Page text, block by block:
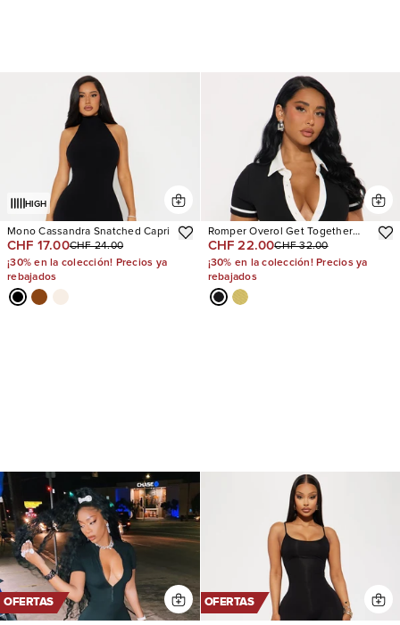
HIGH
Mono Cassandra Snatched Capri
CHF 17.00CHF 24.00
¡30% en la colección! Precios ya
rebajados
Romper Overol Get Together
Ribbed Collar
CHF 22.00CHF 32.00
¡30% en la colección! Precios ya
rebajados
OFERTAS OFERTAS